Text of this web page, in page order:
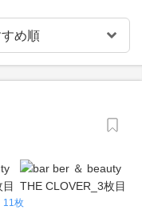
11枚